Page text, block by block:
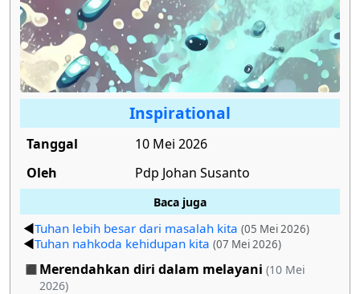
Inspirational
Tanggal
10 Mei 2026
Oleh
Pdp Johan Susanto
Baca juga
Tuhan lebih besar dari masalah kita (05 Mei 2026)
Tuhan nahkoda kehidupan kita (07 Mei 2026)
Merendahkan diri dalam melayani (10 Mei
2026)